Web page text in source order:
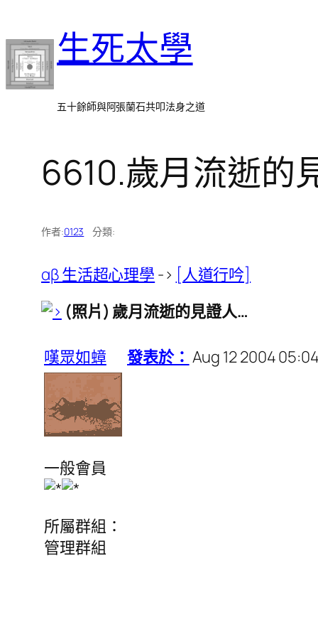
至
主
要
生死太學
五十餘師與阿張蘭石共叩法身之道
6610.歲月流逝的
作者:0123 分類:
αβ 生活超心理學 -> [人道行吟]
(照片) 歲月流逝的見證人…
嘆眾如蟑 發表於： Aug 12 2004
一般會員
所屬群組：
管理群組